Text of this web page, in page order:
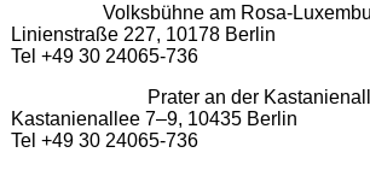
Volksbühne am Rosa-
Linienstraße 227, 10178 Berlin
Tel +49 30 24065-736
Prater an der
Kastanienallee 7–9, 10435 Berlin
Tel +49 30 24065-736